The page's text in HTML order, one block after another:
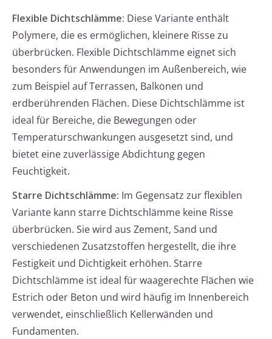
Flexible Dichtschlämme: Diese Variante enthält
Polymere, die es ermöglichen, kleinere Risse zu
überbrücken. Flexible Dichtschlämme eignet sich
besonders für Anwendungen im Außenbereich, wie
zum Beispiel auf Terrassen, Balkonen und
erdberührenden Flächen. Diese Dichtschlämme ist
ideal für Bereiche, die Bewegungen oder
Temperaturschwankungen ausgesetzt sind, und
bietet eine zuverlässige Abdichtung gegen
Feuchtigkeit.
Starre Dichtschlämme: Im Gegensatz zur flexiblen
Variante kann starre Dichtschlämme keine Risse
überbrücken. Sie wird aus Zement, Sand und
verschiedenen Zusatzstoffen hergestellt, die ihre
Festigkeit und Dichtigkeit erhöhen. Starre
Dichtschlämme ist ideal für waagerechte Flächen wie
Estrich oder Beton und wird häufig im Innenbereich
verwendet, einschließlich Kellerwänden und
Fundamenten.